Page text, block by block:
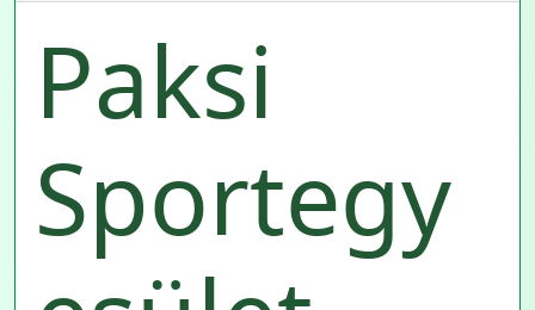
Paksi
Sportegy